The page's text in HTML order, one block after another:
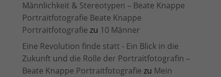
Männlichkeit & Stereotypen – Beate Knappe
Portraitfotografie Beate Knappe
Portraitfotografie zu 10 Männer
Eine Revolution finde statt - Ein Blick in die
Zukunft und die Rolle der Portraitfotografin –
Beate Knappe Portraitfotografie zu Mein